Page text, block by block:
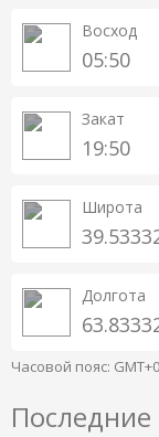
Восход
05:50
Закат
19:50
Широта
Долгота
Часовой пояс:
Последние